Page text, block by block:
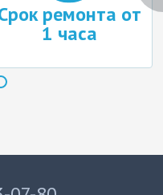
ремонта от
1 часа